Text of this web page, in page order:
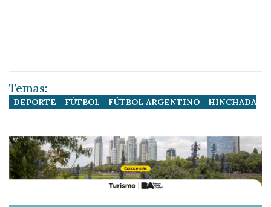
Temas:
DEPORTE FÚTBOL FÚTBOL ARGENTINO HINCHADAS